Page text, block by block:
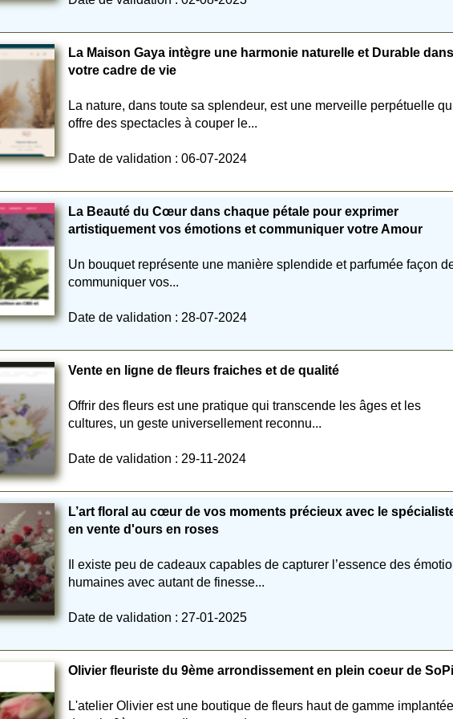
La Maison Gaya intègre une harmonie naturelle et Durable dans
votre cadre de vie
La nature, dans toute sa splendeur, est une merveille perpétuelle
offre des spectacles à couper le...
Date de validation : 06-07-2024
La Beauté du Cœur dans chaque pétale pour exprimer
artistiquement vos émotions et communiquer votre Amour
Un bouquet représente une manière splendide et parfumée façon
communiquer vos...
Date de validation : 28-07-2024
Vente en ligne de fleurs fraiches et de qualité
Offrir des fleurs est une pratique qui transcende les âges et les
cultures, un geste universellement reconnu...
Date de validation : 29-11-2024
L’art floral au cœur de vos moments précieux avec le
en vente d'ours en roses
Il existe peu de cadeaux capables de capturer l’essence des
humaines avec autant de finesse...
Date de validation : 27-01-2025
Olivier fleuriste du 9ème arrondissement en plein coeur de SoPi
L'atelier Olivier est une boutique de fleurs haut de gamme implantée